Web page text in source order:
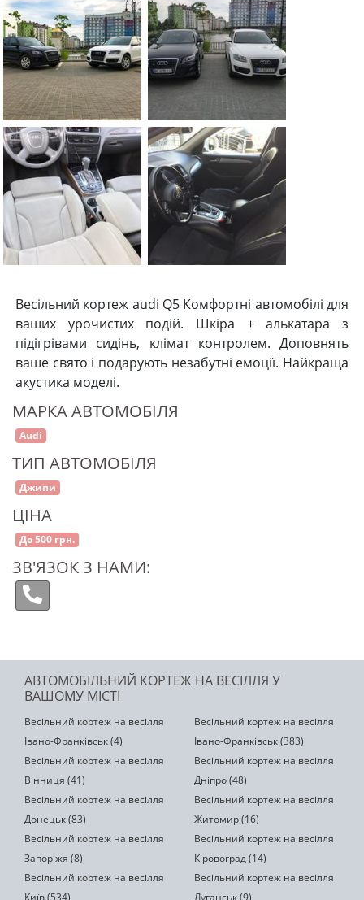
Весільний кортеж audi Q5 Комфортні автомобілі для
ваших урочистих подій. Шкіра + алькатара з
підігрівами сидінь, клімат контролем. Доповнять
ваше свято і подарують незабутні емоції. Найкраща
акустика моделі.
МАРКА АВТОМОБІЛЯ
Audi
ТИП АВТОМОБІЛЯ
Джипи
ЦІНА
До 500 грн.
ЗВ'ЯЗОК З НАМИ:
АВТОМОБІЛЬНИЙ КОРТЕЖ НА ВЕСІЛЛЯ У
ВАШОМУ МІСТІ
Весільний кортеж на весілля
Івано-Франківськ (4)
Весільний кортеж на весілля
Івано-Франківськ (383)
Весільний кортеж на весілля
Вінниця (41)
Весільний кортеж на весілля
Дніпро (48)
Весільний кортеж на весілля
Донецьк (83)
Весільний кортеж на весілля
Житомир (16)
Весільний кортеж на весілля
Запоріжя (8)
Весільний кортеж на весілля
Кіровоград (14)
Весільний кортеж на весілля
Київ (534)
Весільний кортеж на весілля
Луганськ (9)